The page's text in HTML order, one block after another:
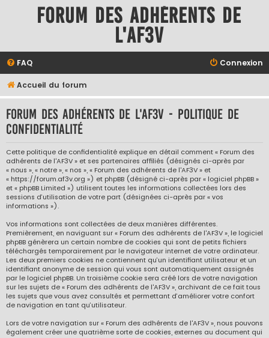
Forum des adhérents de
l'AF3V
FAQ Connexion
Accueil du forum
Forum des adhérents de l'AF3V - Politique de
confidentialité
Cette politique de confidentialité explique en détail comment « Forum des
adhérents de l'AF3V » et ses partenaires affiliés (désignés ci-après par
« nous », « notre », « nos », « Forum des adhérents de l'AF3V » et
« https://forum.af3v.org ») et phpBB (désigné ci-après par « logiciel phpBB »
et « phpBB Limited ») utilisent toutes les informations collectées lors des
sessions d’utilisation de votre part (désignées ci-après par « vos
informations »).
Vos informations sont collectées de deux manières différentes.
Premièrement, en naviguant sur « Forum des adhérents de l'AF3V », le logiciel
phpBB génèrera un certain nombre de cookies qui sont de petits fichiers
téléchargés temporairement par le navigateur internet de votre ordinateur.
Les deux premiers cookies ne contiennent qu’un identifiant utilisateur et un
identifiant anonyme de session qui vous sont automatiquement assignés
par le logiciel phpBB. Un troisième cookie sera créé lors de votre navigation
sur les sujets de « Forum des adhérents de l'AF3V », archivant de ce fait tous
les sujets que vous avez consultés et permettant d’améliorer votre confort
de navigation en tant qu’utilisateur.
Lors de votre navigation sur « Forum des adhérents de l'AF3V », nous pouvons
également créer une quatrième sorte de cookies, externes au document qui